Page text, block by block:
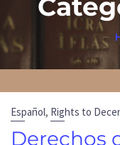
Español, Rights to
Derechos